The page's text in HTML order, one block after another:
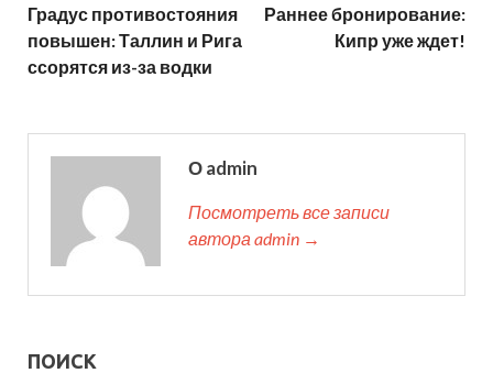
Градус противостояния
повышен: Таллин и Рига
ссорятся из-за водки
Раннее бронирование:
Кипр уже ждет!
О admin
Посмотреть все записи
автора admin →
ПОИСК